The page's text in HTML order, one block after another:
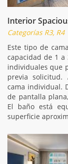
Interior
Categorías R3, R4
Este tipo de
capacidad de 1 a
individuales que
previa solicitud.
cama individual.
de pantalla
El baño está
superficie